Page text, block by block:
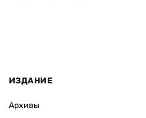
ИЗДАНИЕ
Архивы